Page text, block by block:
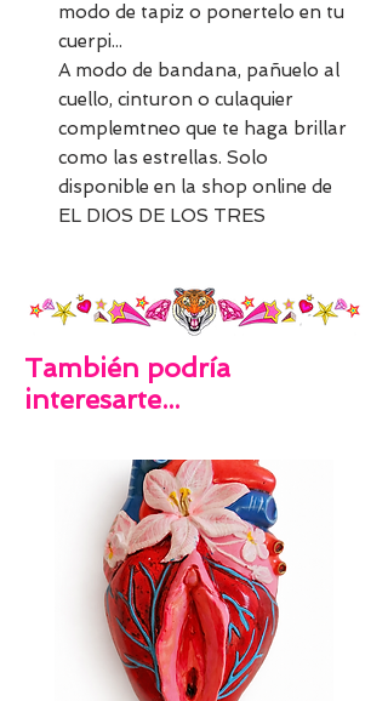
modo de tapiz o ponertelo en tu
cuerpi...
A modo de bandana, pañuelo al
cuello, cinturon o culaquier
complemtneo que te haga brillar
como las estrellas. Solo
disponible en la shop online de
EL DIOS DE LOS TRES
También podría
interesarte...